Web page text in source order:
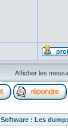
Afficher les
Software : Les